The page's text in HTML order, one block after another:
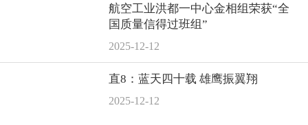
航空工业洪都一中心金相组荣获“全
国质量信得过班组”
2025-12-12
直8：蓝天四十载 雄鹰振翼翔
2025-12-12